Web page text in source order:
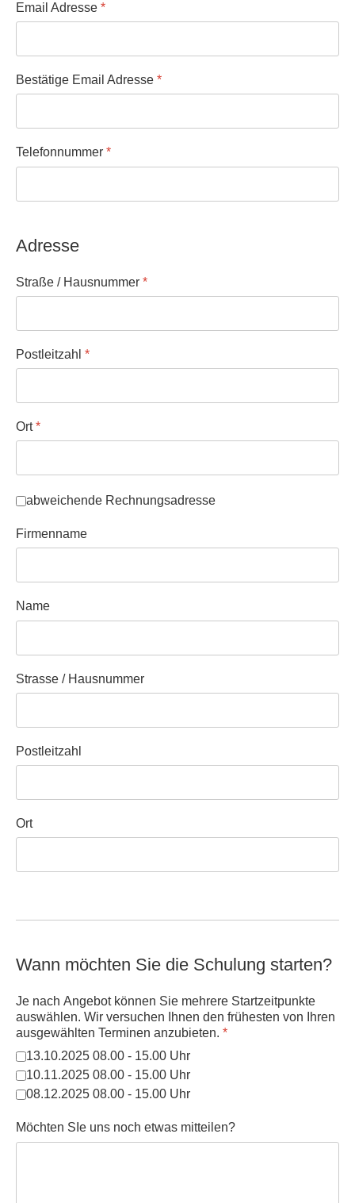
Email Adresse *
Bestätige Email Adresse *
Telefonnummer *
Adresse
Straße / Hausnummer *
Postleitzahl *
Ort*
Separate Rechnungsadresse
abweichende Rechnungsadresse
Firmenname
Name
Strasse / Hausnummer
Postleitzahl
Ort
Wann möchten Sie die Schulung starten?
Je nach Angebot können Sie mehrere Startzeitpunkte
auswählen. Wir versuchen Ihnen den frühesten von Ihren
ausgewählten Terminen anzubieten. *
13.10.2025 08.00 - 15.00 Uhr
10.11.2025 08.00 - 15.00 Uhr
08.12.2025 08.00 - 15.00 Uhr
Möchten SIe uns noch etwas mitteilen?